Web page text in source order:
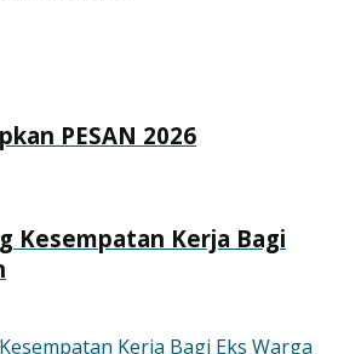
PESAN 2026
Kesempatan Kerja Bagi